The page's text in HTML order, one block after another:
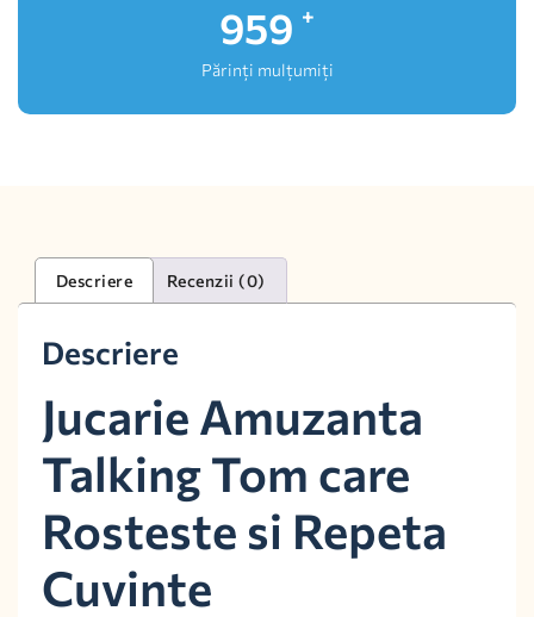
1,000
Părinți mulțumiți
Descriere Recenzii (0)
Descriere
Jucarie Amuzanta
Talking Tom care
Rosteste si Repeta
Cuvinte